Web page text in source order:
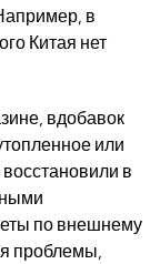
в
Китая нет
вдобавок
или
восстановили в
по внешнему
проблемы,